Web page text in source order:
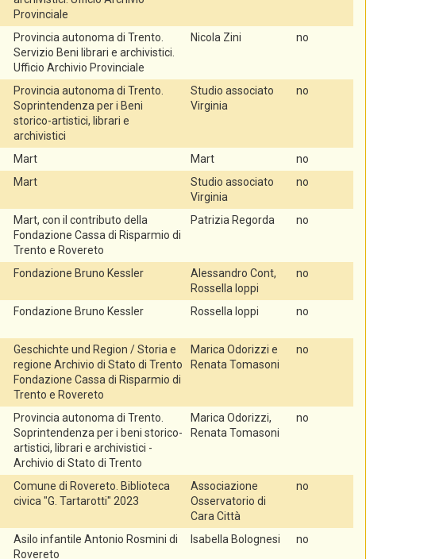
Provinciale
Provincia autonoma di Trento.
Servizio Beni librari e archivistici.
Ufficio Archivio Provinciale
Nicola Zini no
Provincia autonoma di Trento.
Soprintendenza per i Beni
storico-artistici, librari e
archivistici
Studio associato
Virginia
no
Mart Mart
no
Mart
Studio associato
Virginia
no
Mart, con il contributo della
Fondazione Cassa di Risparmio di
Trento e Rovereto
Patrizia Regorda no
Fondazione Bruno Kessler
Alessandro Cont,
Rossella Ioppi
no
Fondazione Bruno Kessler Rossella Ioppi no
Geschichte und Region / Storia e
regione Archivio di Stato di Trento
Fondazione Cassa di Risparmio di
Trento e Rovereto
Marica Odorizzi e
Renata Tomasoni
no
Provincia autonoma di Trento.
Soprintendenza per i beni storico-
artistici, librari e archivistici -
Archivio di Stato di Trento
Marica Odorizzi,
Renata Tomasoni
no
Comune di Rovereto. Biblioteca
civica "G. Tartarotti" 2023
Associazione
Osservatorio di
Cara Città
no
Asilo infantile Antonio Rosmini di
Rovereto
Isabella Bolognesi no